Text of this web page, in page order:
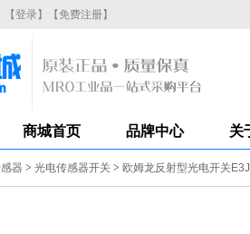
【登录】 【免费注册】
商城首页 品牌中心 关
器 > 光电传感器开关 > 欧姆龙反射型光电开关